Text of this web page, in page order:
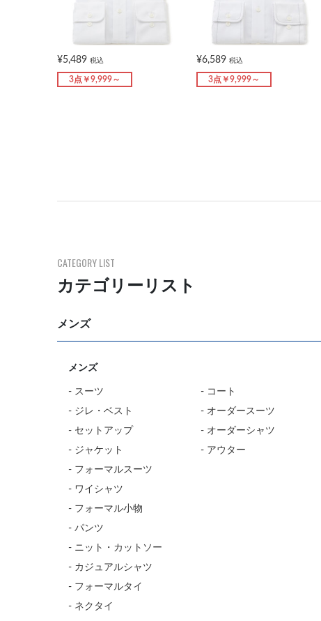
¥5,489 税込
3点￥9,999～
¥6,589 税込
3点￥9,999～
CATEGORY LIST
カテゴリーリスト
メンズ
メンズ
- スーツ
- ジレ・ベスト
- セットアップ
- ジャケット
- フォーマルスーツ
- ワイシャツ
- フォーマル小物
- パンツ
- ニット・カットソー
- カジュアルシャツ
- フォーマルタイ
- ネクタイ
- コート
- オーダースーツ
- オーダーシャツ
- アウター